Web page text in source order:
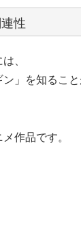
性
、
」を知ること
作品です。